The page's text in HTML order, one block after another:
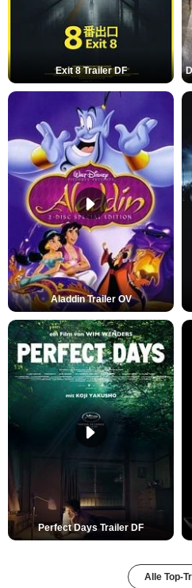
Exit 8 Trailer DF
Aladdin Trailer OV
Perfect Days Trailer DF
Alle Top-